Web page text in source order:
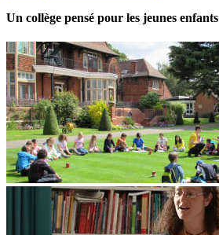
Un collège pensé pour les jeunes enfants